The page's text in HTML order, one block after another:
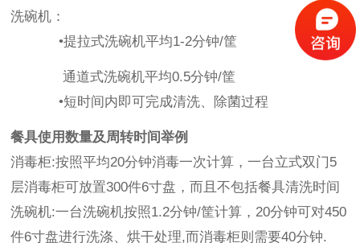
洗碗机：
•提拉式洗碗机平均1-2分钟/筐
通道式洗碗机平均0.5分钟/筐
•短时间内即可完成清洗、除菌过程
餐具使用数量及周转时间举例
消毒柜:按照平均20分钟消毒一次计算，一台立式双门5
层消毒柜可放置300件6寸盘，而且不包括餐具清洗时间
洗碗机:一台洗碗机按照1.2分钟/筐计算，20分钟可对450
件6寸盘进行洗涤、烘干处理,而消毒柜则需要40分钟.